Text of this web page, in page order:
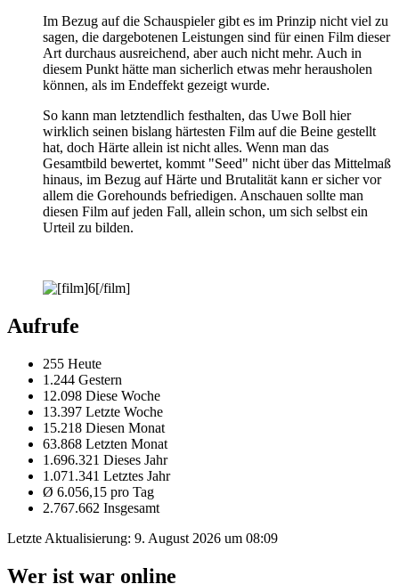
Im Bezug auf die Schauspieler gibt es im Prinzip nicht viel zu
sagen, die dargebotenen Leistungen sind für einen Film dieser
Art durchaus ausreichend, aber auch nicht mehr. Auch in
diesem Punkt hätte man sicherlich etwas mehr herausholen
können, als im Endeffekt gezeigt wurde.
So kann man letztendlich festhalten, das Uwe Boll hier
wirklich seinen bislang härtesten Film auf die Beine gestellt
hat, doch Härte allein ist nicht alles. Wenn man das
Gesamtbild bewertet, kommt "Seed" nicht über das Mittelmaß
hinaus, im Bezug auf Härte und Brutalität kann er sicher vor
allem die Gorehounds befriedigen. Anschauen sollte man
diesen Film auf jeden Fall, allein schon, um sich selbst ein
Urteil zu bilden.
Aufrufe
255 Heute
1.244 Gestern
12.098 Diese Woche
13.397 Letzte Woche
15.218 Diesen Monat
63.868 Letzten Monat
1.696.321 Dieses Jahr
1.071.341 Letztes Jahr
Ø 6.056,15 pro Tag
2.767.662 Insgesamt
Letzte Aktualisierung: 9. August 2026 um 08:09
Wer ist war online